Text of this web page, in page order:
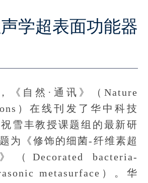
学超表面功能器
自然·通讯》（Nature
）在线刊发了华中科技
雪丰教授课题组的最新研
为《修饰的细菌-纤维素超
Decorated bacteria-
metasurface）。华